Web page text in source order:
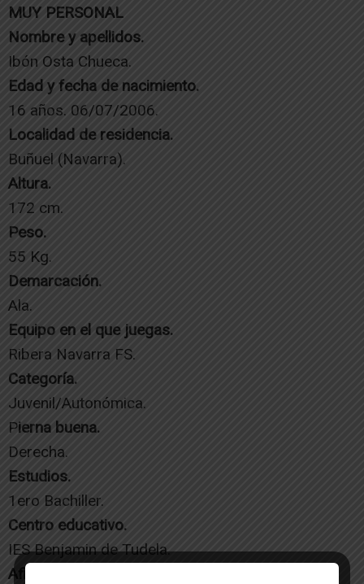
MUY PERSONAL
Nombre y apellidos.
Ibón Osta Chueca.
Edad y fecha de nacimiento.
16 años. 06/07/2006.
Localidad de residencia.
Buñuel (Navarra).
Altura.
172 cm.
Peso.
55 Kg.
Demarcación.
Ala.
Equipo en el que juegas.
Ribera Navarra FS.
Categoría.
Juvenil/Autonómica.
Pierna buena.
Derecha.
Estudios.
1ero Bachiller.
Centro educativo.
IES Benjamin de Tudela.
Aficiones.